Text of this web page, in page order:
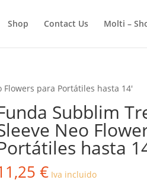
Shop Contact Us Molti –
para Portátiles hasta 14′
Subblim
Neo
hasta
€ Iva incluido